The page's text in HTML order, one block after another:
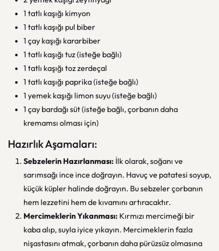
1 tatlı kaşığı kimyon
1 tatlı kaşığı pul biber
1 çay kaşığı kararbiber
1 tatlı kaşığı tuz (isteğe bağlı)
1 tatlı kaşığı toz zerdeçal
1 tatlı kaşığı paprika (isteğe bağlı)
1 yemek kaşığı limon suyu (isteğe bağlı)
1 çay bardağı süt (isteğe bağlı, çorbanın daha
kremamsı olması için)
Hazırlık Aşamaları:
Sebzelerin Hazırlanması: İlk olarak, soğanı ve
sarımsağı ince ince doğrayın. Havuç ve patatesi soyup,
küçük küpler halinde doğrayın. Bu sebzeler çorbanın
hem lezzetini hem de kıvamını artıracaktır.
Mercimeklerin Yıkanması: Kırmızı mercimeği bir
kaba alıp, suyla iyice yıkayın. Mercimeklerin fazla
nişastasını atmak, çorbanın daha pürüzsüz olmasına